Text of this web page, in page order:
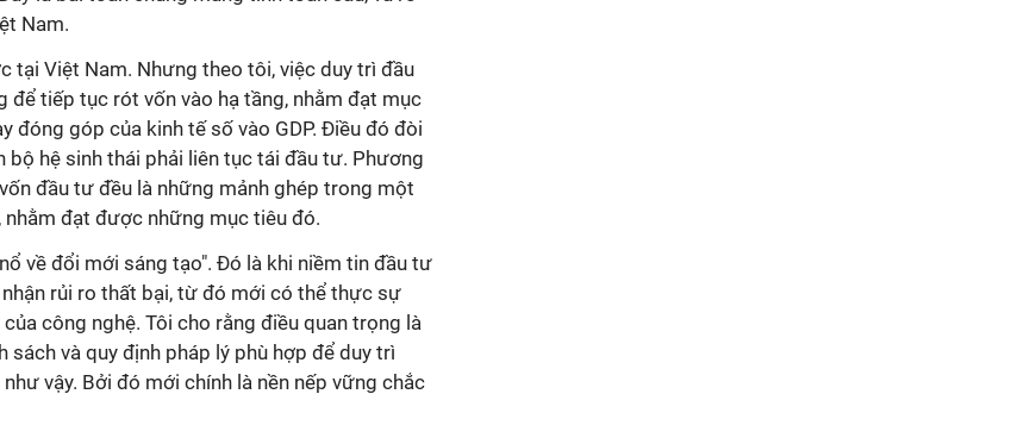
Nam.
tại Việt Nam. Nhưng theo tôi, việc duy trì đầu
tiếp tục rót vốn vào hạ tầng, nhằm đạt mục
đóng góp của kinh tế số vào GDP. Điều đó đòi
bộ hệ sinh thái phải liên tục tái đầu tư. Phương
đầu tư đều là những mảnh ghép trong một
đạt được những mục tiêu đó.
về đổi mới sáng tạo". Đó là khi niềm tin đầu tư
rủi ro thất bại, từ đó mới có thể thực sự
công nghệ. Tôi cho rằng điều quan trọng là
và quy định pháp lý phù hợp để duy trì
vậy. Bởi đó mới chính là nền nếp vững chắc